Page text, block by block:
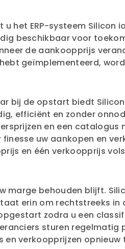
het ERP-systeem Silicon
beschikbaar voor
de aankoopprijs
hebt geïmplementeerd,
bij de opstart biedt
efficiënt en zonder
en een catalogus
uw aankopen en
en één verkoopprijs
marge behouden blijft.
erin om rechtstreeks in
zodra u een
sturen regelmatig
verkoopprijzen opnieuw